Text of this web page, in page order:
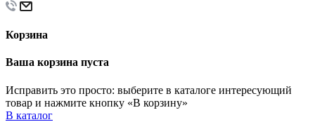
Корзина
Ваша корзина пуста
Исправить это просто: выберите в каталоге интересующий
товар и нажмите кнопку «В корзину»
В каталог